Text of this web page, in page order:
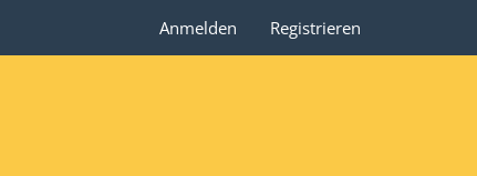
Anmelden Registrieren